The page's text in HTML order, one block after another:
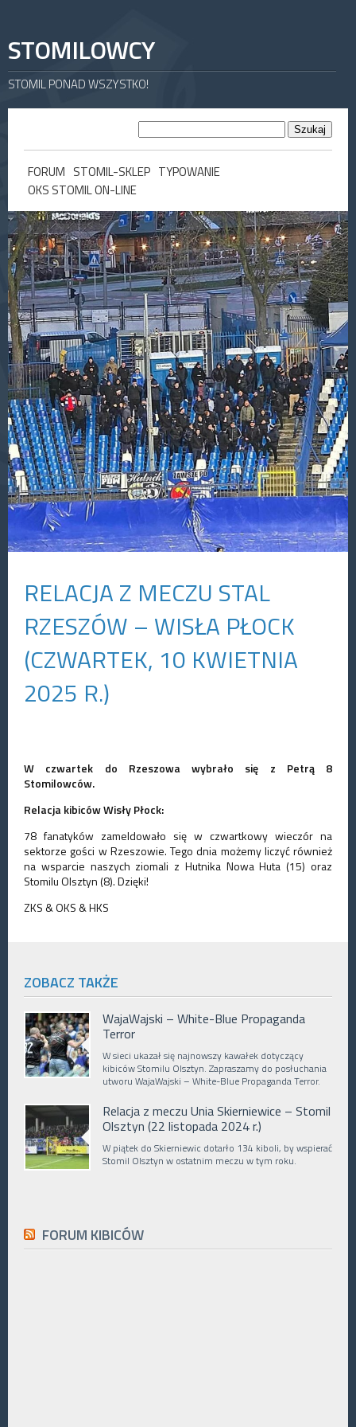
STOMILOWCY
STOMIL PONAD WSZYSTKO!
FORUM STOMIL-SKLEP TYPOWANIE
OKS STOMIL ON-LINE
RELACJA Z MECZU STAL
RZESZÓW – WISŁA PŁOCK
(CZWARTEK, 10 KWIETNIA
2025 R.)
W czwartek do Rzeszowa wybrało się z Petrą 8
Stomilowców.
Relacja kibiców Wisły Płock:
78 fanatyków zameldowało się w czwartkowy wieczór na
sektorze gości w Rzeszowie. Tego dnia możemy liczyć również
na wsparcie naszych ziomali z Hutnika Nowa Huta (15) oraz
Stomilu Olsztyn (8). Dzięki!
ZKS & OKS & HKS
ZOBACZ TAKŻE
WajaWajski – White-Blue Propaganda
Terror
W sieci ukazał się najnowszy kawałek dotyczący
kibiców Stomilu Olsztyn. Zapraszamy do posłuchania
utworu WajaWajski – White-Blue Propaganda Terror.
Relacja z meczu Unia Skierniewice – Stomil
Olsztyn (22 listopada 2024 r.)
W piątek do Skierniewic dotarło 134 kiboli, by wspierać
Stomil Olsztyn w ostatnim meczu w tym roku.
FORUM KIBICÓW